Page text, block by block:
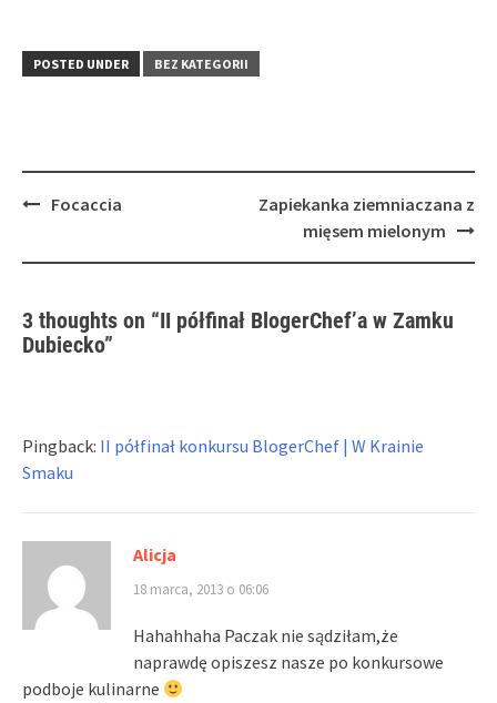
in
new
window)in
new
POSTED UNDER BEZ KATEGORII
PostFocaccia
Zapiekanka ziemniaczana z
mięsem mielonym
3 thoughts on “II półfinał BlogerChef’a w Zamku
Dubiecko”
Pingback: II półfinał konkursu BlogerChef | W Krainie
Smaku
Alicja
18 marca, 2013 o 06:06
Hahahhaha Paczak nie sądziłam,że
naprawdę opiszesz nasze po konkursowe
podboje kulinarne